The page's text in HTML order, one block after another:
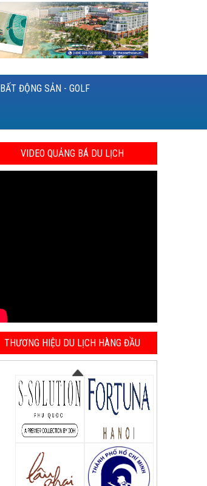
BẤT ĐỘNG SẢN - GOLF
VIDEO QUẢNG BÁ DU LỊCH
THƯƠNG HIỆU DU LỊCH HÀNG ĐẦU